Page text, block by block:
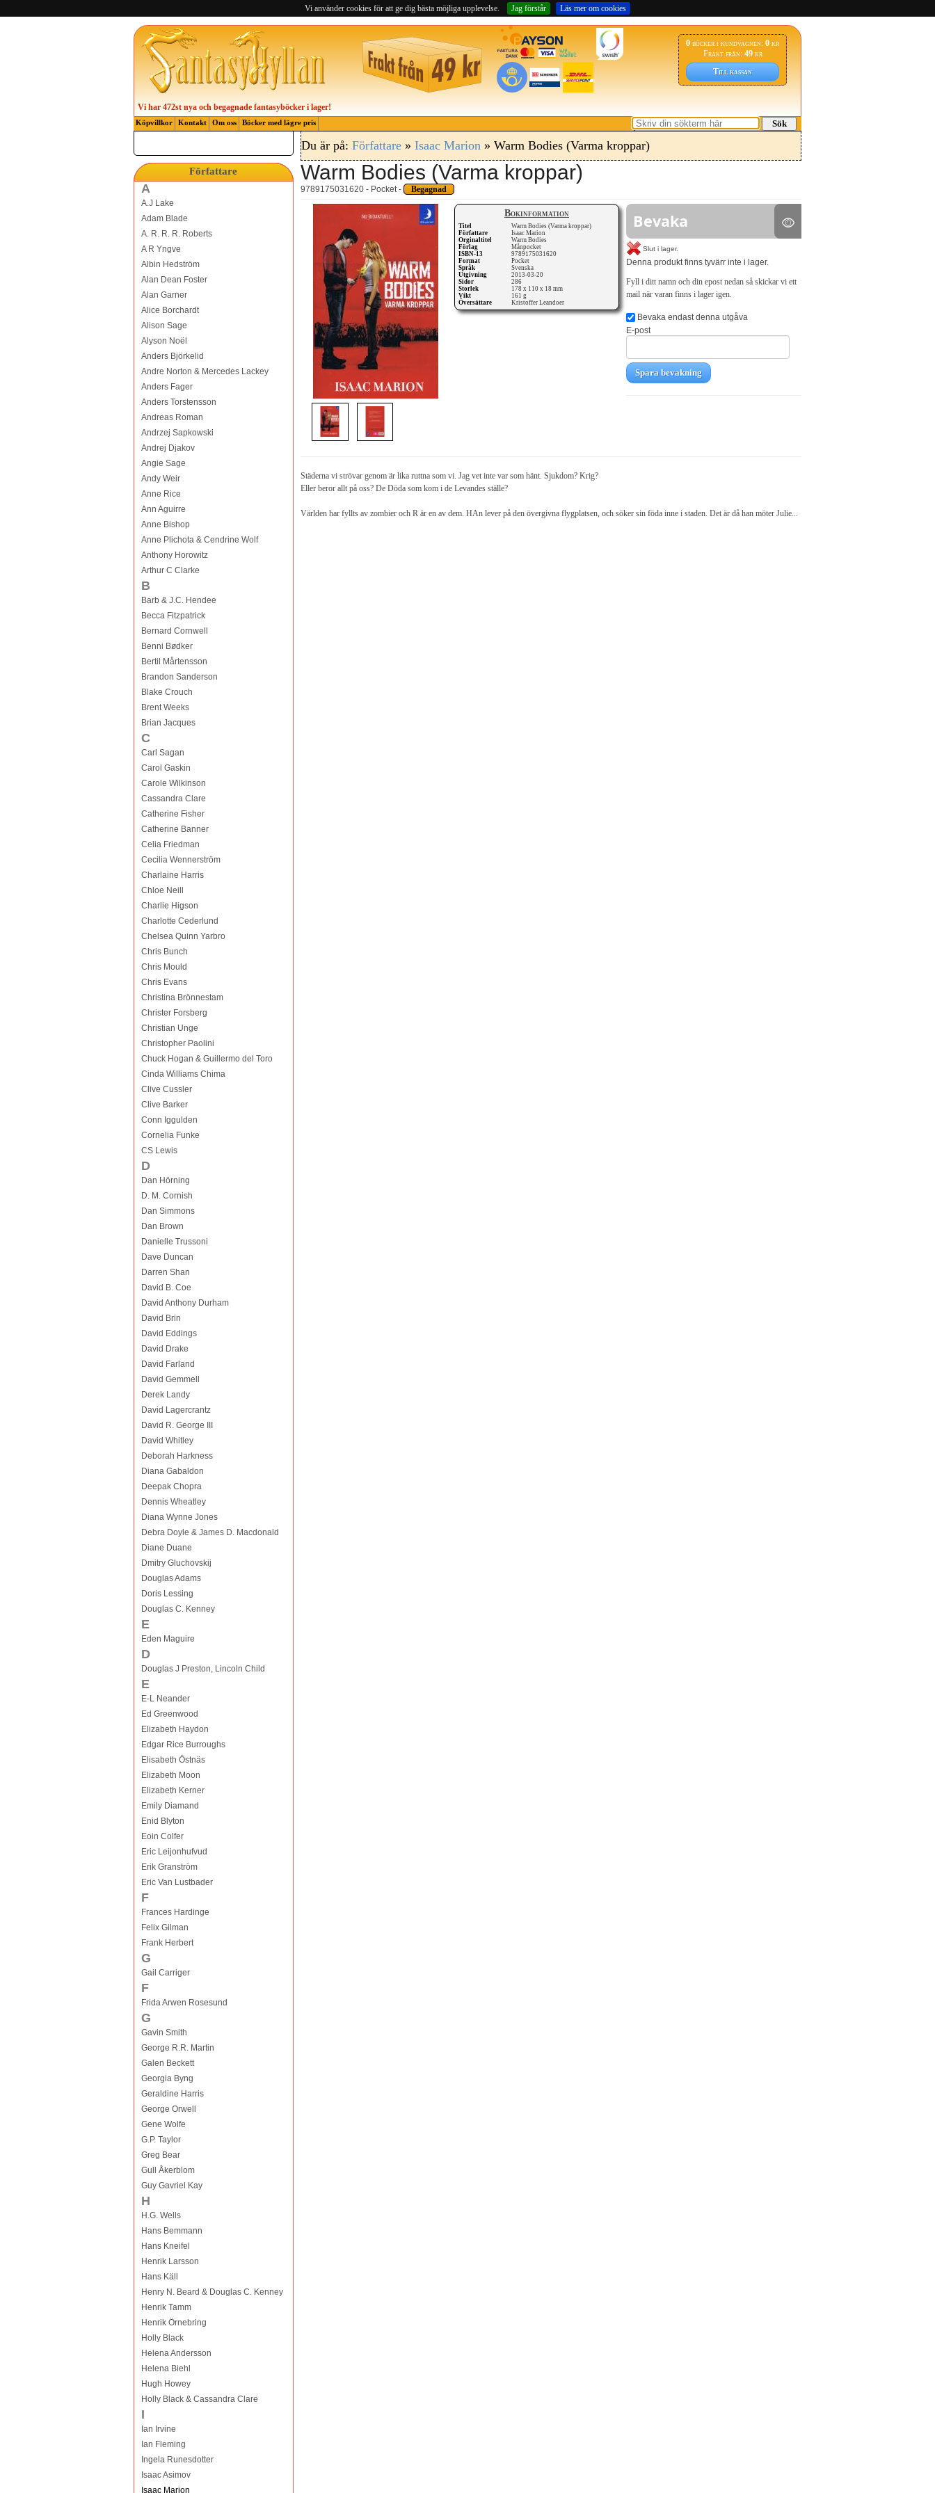
Vi använder cookies för att ge dig bästa möjliga upplevelse. Jag förstår Läs mer om cookies
0 böcker i kundvagnen:0kr
Frakt från: 49kr
Till kassan
Vi har 472st nya och begagnade fantasyböcker i lager!
Köpvillkor Kontakt Om oss Böcker med lägre pris Sök
Författare
A
A.J Lake
Adam Blade
A. R. R. R. Roberts
A R Yngve
Albin Hedström
Alan Dean Foster
Alan Garner
Alice Borchardt
Alison Sage
Alyson Noël
Anders Björkelid
Andre Norton & Mercedes Lackey
Anders Fager
Anders Torstensson
Andreas Roman
Andrzej Sapkowski
Andrej Djakov
Angie Sage
Andy Weir
Anne Rice
Ann Aguirre
Anne Bishop
Anne Plichota & Cendrine Wolf
Anthony Horowitz
Arthur C Clarke
B
Barb & J.C. Hendee
Becca Fitzpatrick
Bernard Cornwell
Benni Bødker
Bertil Mårtensson
Brandon Sanderson
Blake Crouch
Brent Weeks
Brian Jacques
C
Carl Sagan
Carol Gaskin
Carole Wilkinson
Cassandra Clare
Catherine Fisher
Catherine Banner
Celia Friedman
Cecilia Wennerström
Charlaine Harris
Chloe Neill
Charlie Higson
Charlotte Cederlund
Chelsea Quinn Yarbro
Chris Bunch
Chris Mould
Chris Evans
Christina Brönnestam
Christer Forsberg
Christian Unge
Christopher Paolini
Chuck Hogan & Guillermo del Toro
Cinda Williams Chima
Clive Cussler
Clive Barker
Conn Iggulden
Cornelia Funke
CS Lewis
D
Dan Hörning
D. M. Cornish
Dan Simmons
Dan Brown
Danielle Trussoni
Dave Duncan
Darren Shan
David B. Coe
David Anthony Durham
David Brin
David Eddings
David Drake
David Farland
David Gemmell
Derek Landy
David Lagercrantz
David R. George III
David Whitley
Deborah Harkness
Diana Gabaldon
Deepak Chopra
Dennis Wheatley
Diana Wynne Jones
Debra Doyle & James D. Macdonald
Diane Duane
Dmitry Gluchovskij
Douglas Adams
Doris Lessing
Douglas C. Kenney
E
Eden Maguire
D
Douglas J Preston, Lincoln Child
E
E-L Neander
Ed Greenwood
Elizabeth Haydon
Edgar Rice Burroughs
Elisabeth Östnäs
Elizabeth Moon
Elizabeth Kerner
Emily Diamand
Enid Blyton
Eoin Colfer
Eric Leijonhufvud
Erik Granström
Eric Van Lustbader
F
Frances Hardinge
Felix Gilman
Frank Herbert
G
Gail Carriger
F
Frida Arwen Rosesund
G
Gavin Smith
George R.R. Martin
Galen Beckett
Georgia Byng
Geraldine Harris
George Orwell
Gene Wolfe
G.P. Taylor
Greg Bear
Gull Åkerblom
Guy Gavriel Kay
H
H.G. Wells
Hans Bemmann
Hans Kneifel
Henrik Larsson
Hans Käll
Henry N. Beard & Douglas C. Kenney
Henrik Tamm
Henrik Örnebring
Holly Black
Helena Andersson
Helena Biehl
Hugh Howey
Holly Black & Cassandra Clare
I
Ian Irvine
Ian Fleming
Ingela Runesdotter
Isaac Asimov
Isaac Marion
Du är på: Författare» Isaac Marion» Warm Bodies (Varma kroppar)
Warm Bodies (Varma kroppar)
9789175031620 - Pocket - Begagnad
Bokinformation
Titel
Warm Bodies (Varma kroppar)
Författare
Isaac Marion
Orginaltitel
Warm Bodies
Förlag
Månpocket
ISBN-13
9789175031620
Format
Pocket
Språk
Svenska
Utgivning
2013-03-20
Sidor
286
Storlek
178 x 110 x 18 mm
Vikt
161 g
Översättare
Kristoffer Leandoer
Bevaka
Slut i lager.
Denna produkt finns tyvärr inte i lager.
Fyll i ditt namn och din epost nedan så skickar vi ett
mail när varan finns i lager igen.
Bevaka endast denna utgåva
E-post
Spara bevakning
Städerna vi strövar genom är lika ruttna som vi. Jag vet inte var som hänt. Sjukdom? Krig?
Eller beror allt på oss? De Döda som kom i de Levandes ställe?
Världen har fyllts av zombier och R är en av dem. HAn lever på den övergivna flygplatsen, och söker sin föda inne i staden. Det är då han möter Julie...